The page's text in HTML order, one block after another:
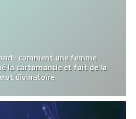
: comment une femme
la cartomancie et fait de la
divinatoire